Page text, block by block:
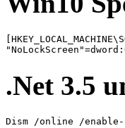
.Net 3.5
Dism /online /